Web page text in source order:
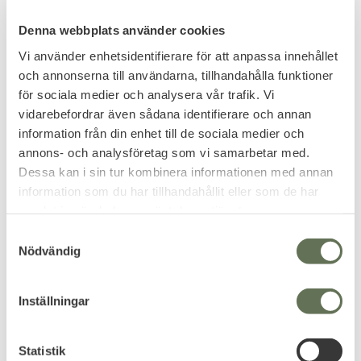
Denna webbplats använder cookies
Vi använder enhetsidentifierare för att anpassa innehållet
och annonserna till användarna, tillhandahålla funktioner
för sociala medier och analysera vår trafik. Vi
vidarebefordrar även sådana identifierare och annan
information från din enhet till de sociala medier och
annons- och analysföretag som vi samarbetar med.
Dessa kan i sin tur kombinera informationen med annan
information som du har tillhandahållit eller som de har
Nödvändig
Inställningar
Statistik
Lägg till i favoriter
LI-FE Airsoftbatterier
9,9 V
295 KR
Lägg till i favoriter
Battery 11,1V 1300 mAh
LI-PO sticks
419 KR